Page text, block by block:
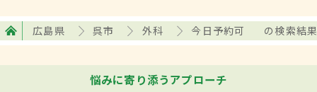
広島県 呉市 外科 今日予約可 の検索結
悩みに寄り添うアプローチ